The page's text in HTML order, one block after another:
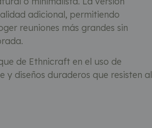
adicional, permitiendo
reuniones más grandes sin
de Ethnicraft en el uso de
y diseños duraderos que resisten al